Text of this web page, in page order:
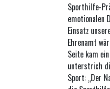
Sporthilfe-
emotionalen
Einsatz
Ehrenamt
Seite kam
unterstrich
Sport: „Der